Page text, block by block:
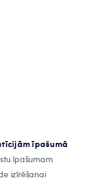
īpašumā
īpašumam
izīrēšanai